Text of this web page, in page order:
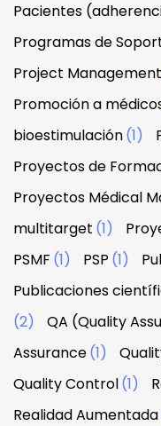
Pacientes
Programas de
Project Management
Promoción a
bioestimulación(1)
Proyectos de
Proyectos Médical
multitarget (1)
PSMF (1) PSP (1)
Publicaciones
(2)
QA (Quality
Assurance(1)
Quality Control(1)
Realidad Aumentada